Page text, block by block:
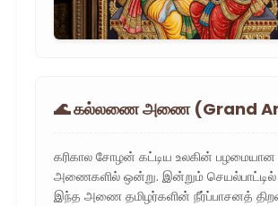
🌊 கல்லணை அணை (Grand
கரிகால சோழன் கட்டிய உலகின் பழமையான
அணைகளில் ஒன்று. இன்றும்
இந்த அணை தமிழர்களின் நீர்ப்பாசனத்